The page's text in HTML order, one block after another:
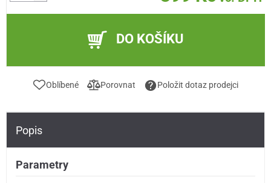
DO KOŠÍKU
Oblíbené Porovnat Položit dotaz prodejci
Popis
Parametry